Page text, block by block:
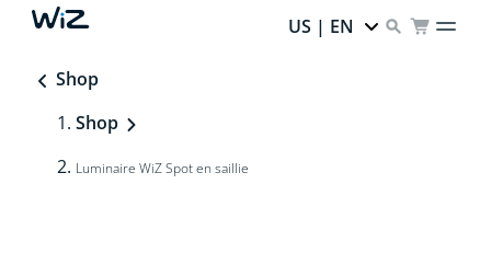
US | EN
Shop
Shop
Luminaire WiZ Spot en saillie